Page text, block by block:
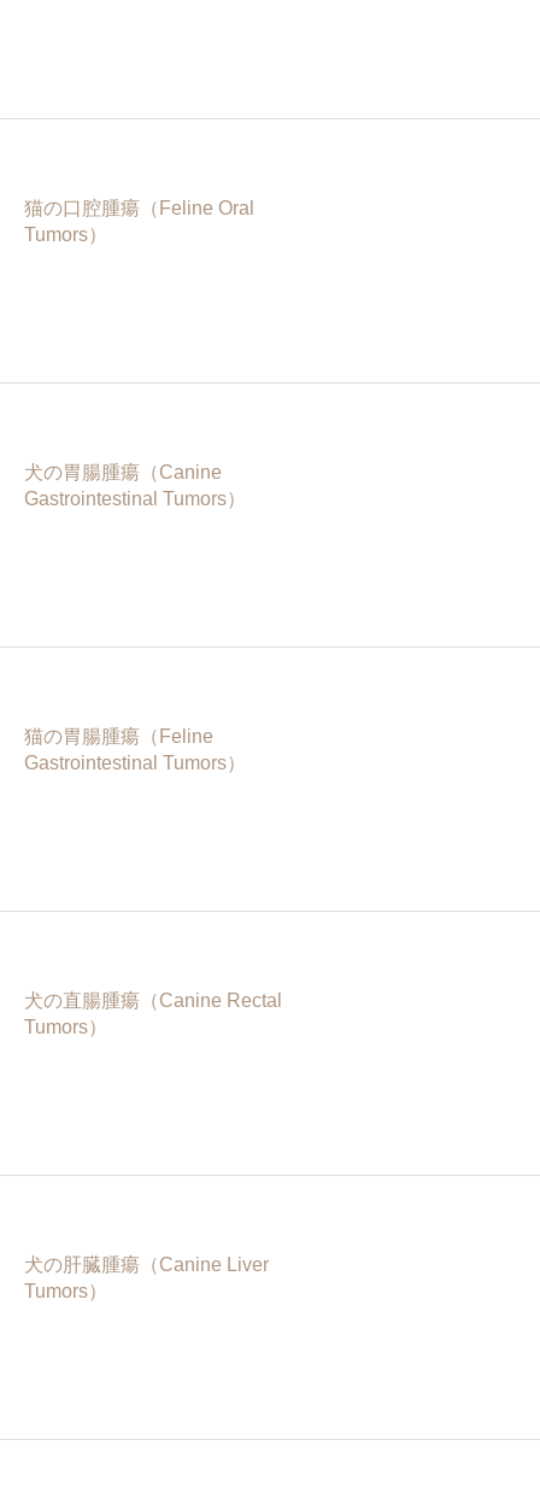
猫の口腔腫瘍（Feline Oral
Tumors）
犬の胃腸腫瘍（Canine
Gastrointestinal Tumors）
猫の胃腸腫瘍（Feline
Gastrointestinal Tumors）
犬の直腸腫瘍（Canine Rectal
Tumors）
犬の肝臓腫瘍（Canine Liver
Tumors）